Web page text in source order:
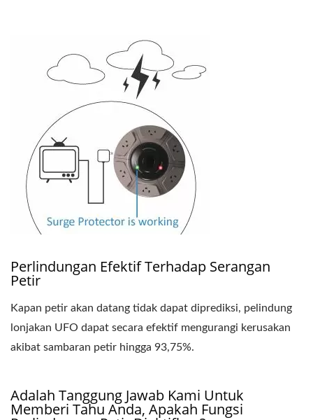
Perlindungan Efektif Terhadap Serangan
Petir
Kapan petir akan datang tidak dapat diprediksi, pelindung
lonjakan UFO dapat secara efektif mengurangi kerusakan
akibat sambaran petir hingga 93,75%.
Adalah Tanggung Jawab Kami Untuk
Memberi Tahu Anda, Apakah Fungsi